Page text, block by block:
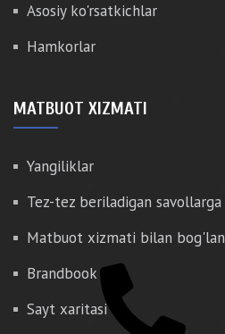
Asosiy ko'rsatkichlar
Hamkorlar
MATBUOT XIZMATI
Yangiliklar
Tez-tez beriladigan
Matbuot xizmati bilan
Brandbook
Sayt xaritasi